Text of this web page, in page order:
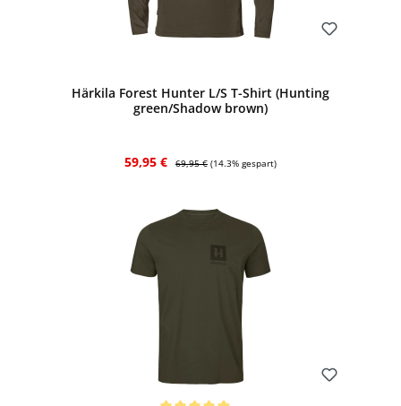
Härkila Forest Hunter L/S T-Shirt (Hunting
green/Shadow brown)
Verkaufspreis:
59,95 € Regulärer Preis:
69,95 € (14.3% gespart)